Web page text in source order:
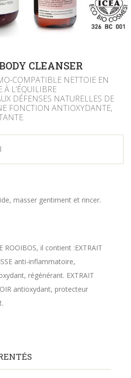
CLEANSER
COMPATIBLE NETTOIE EN
À L’ÉQUILIBRE
DÉFENSES NATURELLES DE
FONCTION ANTIOXYDANTE,
masser gentiment et rincer.
ROOIBOS, il contient :EXTRAIT
anti-inflammatoire,
régénérant. EXTRAIT
antioxydant, protecteur